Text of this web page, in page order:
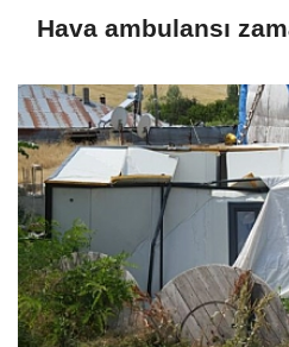
Hava ambulansı